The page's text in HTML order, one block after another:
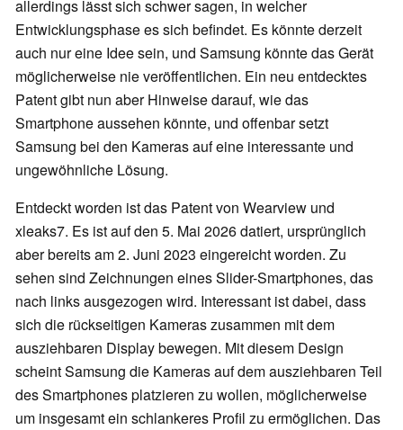
allerdings lässt sich schwer sagen, in welcher
Entwicklungsphase es sich befindet. Es könnte derzeit
auch nur eine Idee sein, und Samsung könnte das Gerät
möglicherweise nie veröffentlichen. Ein neu entdecktes
Patent gibt nun aber Hinweise darauf, wie das
Smartphone aussehen könnte, und offenbar setzt
Samsung bei den Kameras auf eine interessante und
ungewöhnliche Lösung.
Entdeckt worden ist das Patent von Wearview und
xleaks7. Es ist auf den 5. Mai 2026 datiert, ursprünglich
aber bereits am 2. Juni 2023 eingereicht worden. Zu
sehen sind Zeichnungen eines Slider-Smartphones, das
nach links ausgezogen wird. Interessant ist dabei, dass
sich die rückseitigen Kameras zusammen mit dem
ausziehbaren Display bewegen. Mit diesem Design
scheint Samsung die Kameras auf dem ausziehbaren Teil
des Smartphones platzieren zu wollen, möglicherweise
um insgesamt ein schlankeres Profil zu ermöglichen. Das